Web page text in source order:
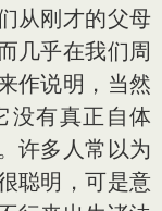
从刚才的父母
几乎在我们周
作说明，当然
没有真正自体
许多人常以为
聪明，可是意